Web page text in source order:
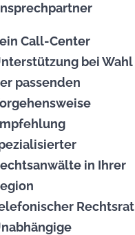
Call-Center
bei Wahl
passenden
in Ihrer
Rechtsrat